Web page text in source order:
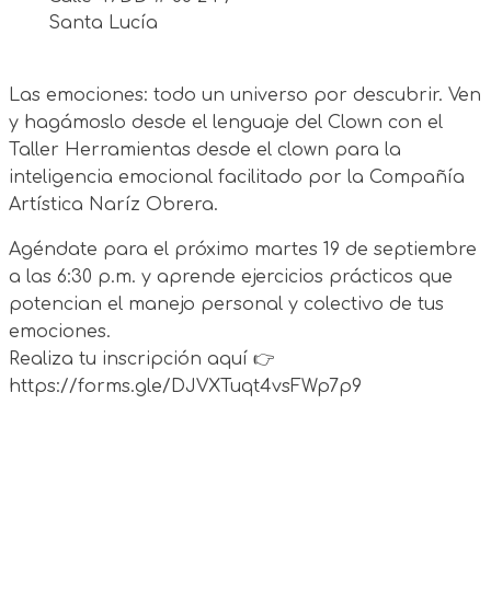
Santa Lucía
Las emociones: todo un universo por descubrir. Ven
y hagámoslo desde el lenguaje del Clown con el
Taller Herramientas desde el clown para la
inteligencia emocional facilitado por la Compañía
Artística Naríz Obrera.
Agéndate para el próximo martes 19 de septiembre
a las 6:30 p.m. y aprende ejercicios prácticos que
potencian el manejo personal y colectivo de tus
emociones.
Realiza tu inscripción aquí 👉
https://forms.gle/DJVXTuqt4vsFWp7p9